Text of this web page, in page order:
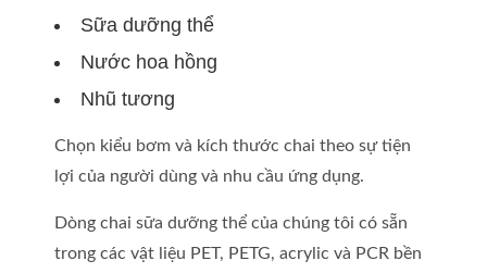
Sữa dưỡng thể
Nước hoa hồng
Nhũ tương
Chọn kiểu bơm và kích thước chai theo sự tiện
lợi của người dùng và nhu cầu ứng dụng.
Dòng chai sữa dưỡng thể của chúng tôi có sẵn
trong các vật liệu PET, PETG, acrylic và PCR bền